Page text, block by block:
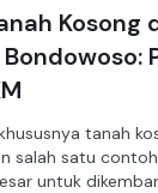
Kosong
Bondowoso:
tanah
salah satu
untuk